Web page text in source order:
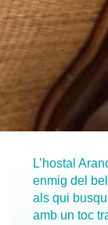
L’hostal
enmig del
als qui
amb un toc